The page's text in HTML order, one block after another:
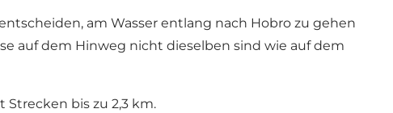
am Wasser entlang nach Hobro zu gehen
auf dem Hinweg nicht dieselben sind wie auf dem
bis zu 2,3 km.